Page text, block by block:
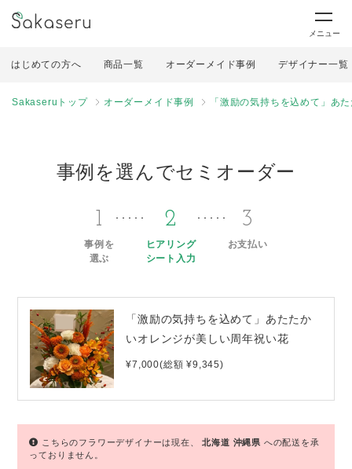
メニュー
はじめての方へ 商品一覧 オーダーメイド事例 デザイナー一覧
Sakaseruトップ オーダーメイド事例 「激励の気持ちを込めて」あ
事例を選んでセミオーダー
1
事例を
選ぶ
2
ヒアリング
シート入力
3
お支払い
「激励の気持ちを込めて」あたたか
いオレンジが美しい周年祝い花
¥7,000(総額 ¥9,345)
こちらのフラワーデザイナーは現在、北海道 沖縄県 への配送を承
っておりません。